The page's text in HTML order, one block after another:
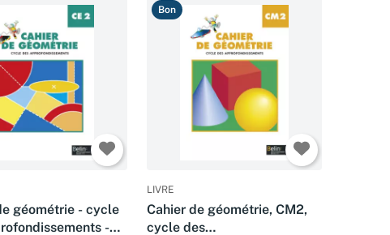
géométrie - cycle
-
Bon
LIVRE
Cahier de géométrie, CM2,
cycle des